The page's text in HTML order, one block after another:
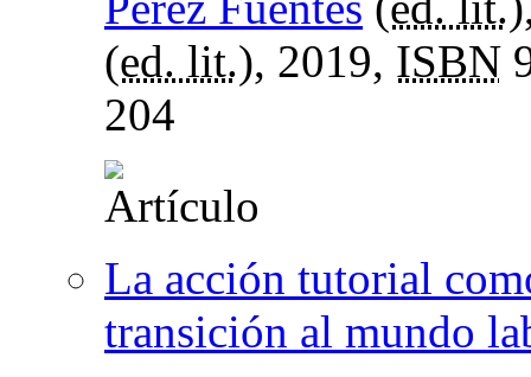
(ed. lit.), 2019, ISBN
204
La acción tutorial
transición al mundo